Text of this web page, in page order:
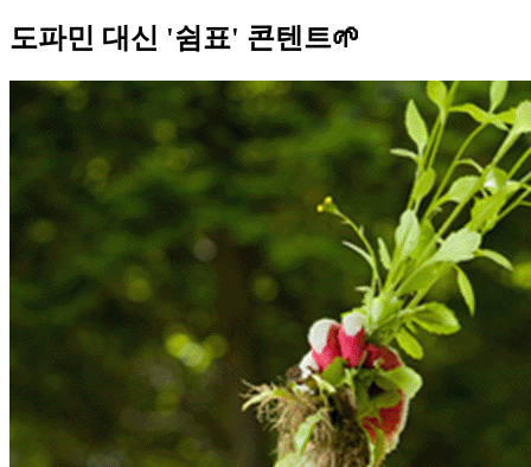
도파민 대신 '쉼표' 콘텐트🌱